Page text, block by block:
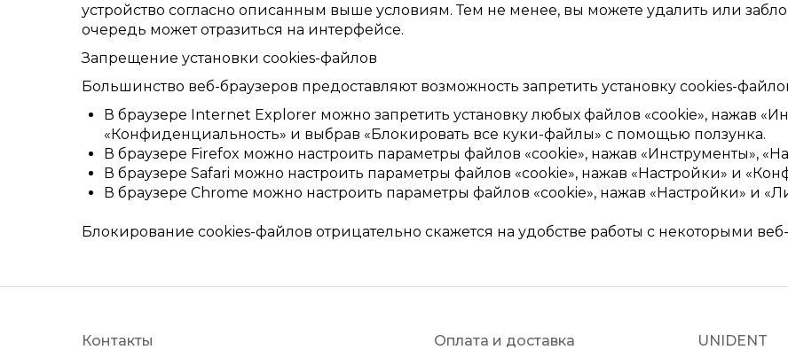
устройство согласно описанным выше условиям. Тем не менее, вы можете удалить или
очередь может отразиться на интерфейсе.
Запрещение установки cookies-файлов
Большинство веб-браузеров предоставляют возможность запретить установку cookies-
В браузере Internet Explorer можно запретить установку любых файлов «cookie», нажав
«Конфиденциальность» и выбрав «Блокировать все куки-файлы» с помощью ползунка.
В браузере Firefox можно настроить параметры файлов «cookie», нажав «Инструменты»,
В браузере Safari можно настроить параметры файлов «cookie», нажав «Настройки» и
В браузере Chrome можно настроить параметры файлов «cookie», нажав «Настройки» и
Блокирование cookies-файлов отрицательно скажется на удобстве работы с некоторыми
Контакты Оплата и доставка UNIDENT